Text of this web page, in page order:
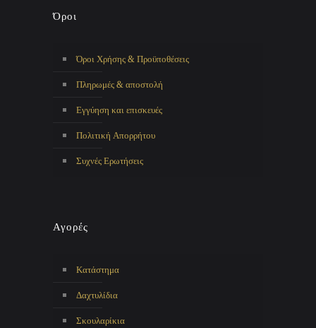
Όροι
Όροι Χρήσης & Προϋποθέσεις
Πληρωμές & αποστολή
Εγγύηση και επισκευές
Πολιτική Απορρήτου
Συχνές Ερωτήσεις
Αγορές
Κατάστημα
Δαχτυλίδια
Σκουλαρίκια